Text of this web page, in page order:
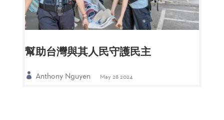
幫助台灣與其人民守護民主
Anthony Nguyen May 28 2024